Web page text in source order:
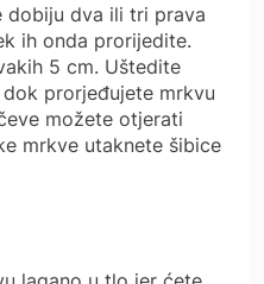
dobiju dva ili tri prava
ih onda prorijedite.
5 cm. Uštedite
prorjeđujete mrkvu
možete otjerati
mrkve utaknete šibice